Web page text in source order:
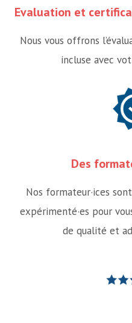
Evaluation et
Nous vous offrons
incluse avec
Des
Nos formateur·ices
expérimenté·es pour
de qualité et